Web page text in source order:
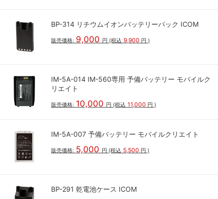
BP-314 リチウムイオンバッテリーパック ICOM
販売価格: 9,000 円 (税込 9,900 円 )
IM-5A-014 IM-560専用 予備バッテリー モバイルク
リエイト
販売価格: 10,000 円 (税込 11,000 円 )
IM-5A-007 予備バッテリー モバイルクリエイト
販売価格: 5,000 円 (税込 5,500 円 )
BP-291 乾電池ケース ICOM